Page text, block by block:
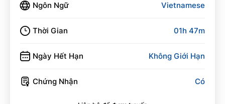
Ngôn Ngữ Vietnamese
Thời Gian 01h 47m
Ngày Hết Hạn Không Giới Hạn
Chứng Nhận Có